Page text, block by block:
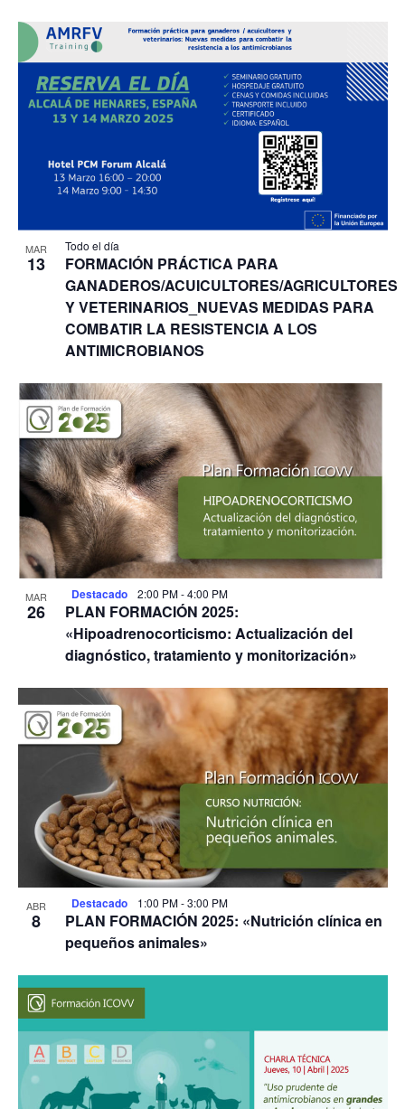
MAR
13
Todo el día
FORMACIÓN PRÁCTICA PARA
GANADEROS/ACUICULTORES/AGRICULTORES
Y VETERINARIOS_NUEVAS MEDIDAS PARA
COMBATIR LA RESISTENCIA A LOS
ANTIMICROBIANOS
MAR
26
Destacado 2:00 PM-4:00 PM
PLAN FORMACIÓN 2025:
«Hipoadrenocorticismo: Actualización del
diagnóstico, tratamiento y monitorización»
ABR
8
Destacado 1:00 PM-3:00 PM
PLAN FORMACIÓN 2025: «Nutrición clínica en
pequeños animales»